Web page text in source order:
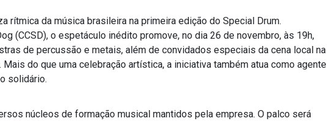
rítmica da música brasileira na primeira edição do Special Drum.
(CCSD), o espetáculo inédito promove, no dia 26 de novembro, às 19h,
de percussão e metais, além de convidados especiais da cena local na
do que uma celebração artística, a iniciativa também atua como agente
solidário.
núcleos de formação musical mantidos pela empresa. O palco será